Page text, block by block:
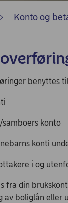
- Nordea Liv
Konto og
benyttes
konto
konti
i og
fra din
av boliglån eller